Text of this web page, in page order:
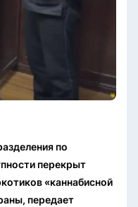
по
перекрыт
«каннабисной
передает